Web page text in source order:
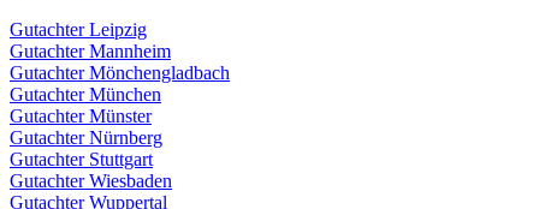
Gutachter Leipzig
Gutachter Mannheim
Gutachter Mönchengladbach
Gutachter München
Gutachter Münster
Gutachter Nürnberg
Gutachter Stuttgart
Gutachter Wiesbaden
Gutachter Wuppertal